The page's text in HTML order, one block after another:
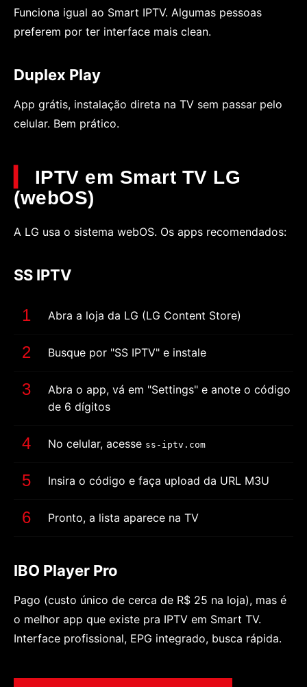
Funciona igual ao Smart IPTV. Algumas pessoas
preferem por ter interface mais clean.
Duplex Play
App grátis, instalação direta na TV sem passar pelo
celular. Bem prático.
IPTV em Smart TV LG
(webOS)
A LG usa o sistema webOS. Os apps recomendados:
SS IPTV
Abra a loja da LG (LG Content Store)
Busque por "SS IPTV" e instale
Abra o app, vá em "Settings" e anote o código
de 6 dígitos
No celular, acesse ss-iptv.com
Insira o código e faça upload da URL M3U
Pronto, a lista aparece na TV
IBO Player Pro
Pago (custo único de cerca de R$ 25 na loja), mas é
o melhor app que existe pra IPTV em Smart TV.
Interface profissional, EPG integrado, busca rápida.